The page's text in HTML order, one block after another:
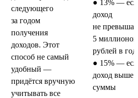
следующего
за годом
получения
доходов. Этот
способ не самый
удобный —
придётся вручную
учитывать все
● 13% —
доход
не
5 миллионов
рублей в год
● 15% —
доход выше
суммы